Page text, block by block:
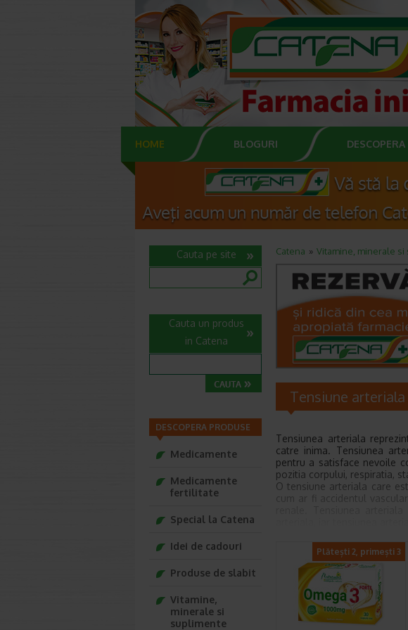
HOME BLOGURI
Catena Vitamine, minerale
Tensiune arteriala
Tensiunea arteriala
catre inima. Tensiunea
pentru a satisface nevoile
pozitia corpului, respiratia,
O tensiune arteriala care
cum ar fi accidentul
renale. Tensiunea
arteriala, iar tensiunea
produse suplimentare si un
Cum se masoara
Tensiunea arteriala
asezata. Tensiunea
120/80. Numarul mai mare
se numeste tensiune
Plătești 2, primești 3
Cauta pe site
Cauta un produs
in Catena
DESCOPERA PRODUSE
Medicamente
Medicamente
fertilitate
Special la Catena
Idei de cadouri
Produse de slabit
Vitamine,
minerale si
suplimente